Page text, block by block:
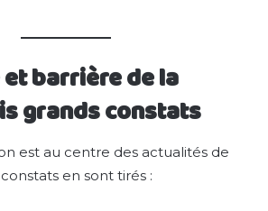
barrière de la
grands constats
est au centre des actualités de
en sont tirés :